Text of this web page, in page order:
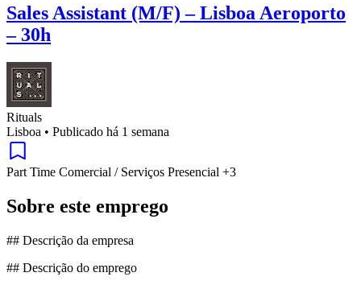
Sales Assistant (M/F) – Lisboa Aeroporto
– 30h
Rituals
Lisboa • Publicado há 1 semana
Part Time Comercial / Serviços Presencial +3
Sobre este emprego
## Descrição da empresa
## Descrição do emprego